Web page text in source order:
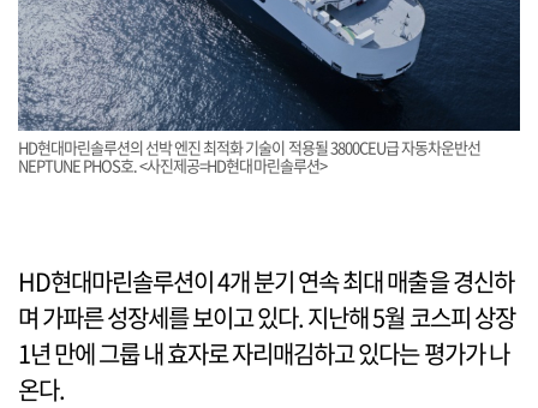
HD현대마린솔루션의 선박 엔진 최적화 기술이 적용될 3800CEU급 자동차운반선
NEPTUNE PHOS호. <사진제공=HD현대마린솔루션>
HD현대마린솔루션이 4개 분기 연속 최대 매출을 경신하
며 가파른 성장세를 보이고 있다. 지난해 5월 코스피 상장
1년 만에 그룹 내 효자로 자리매김하고 있다는 평가가 나
온다.